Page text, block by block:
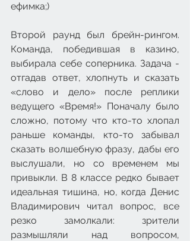
ефимка;)
Второй раунд был брейн-рингом.
Команда, победившая в казино,
выбирала себе соперника. Задача -
отгадав ответ, хлопнуть и сказать
«слово и дело» после реплики
ведущего «Время!» Поначалу было
сложно, потому что кто-то хлопал
раньше команды, кто-то забывал
сказать волшебную фразу, дабы его
выслушали, но со временем мы
привыкли. В 8 классе редко бывает
идеальная тишина, но, когда Денис
Владимирович читал вопрос, все
резко замолкали: зрители
размышляли над вопросом,